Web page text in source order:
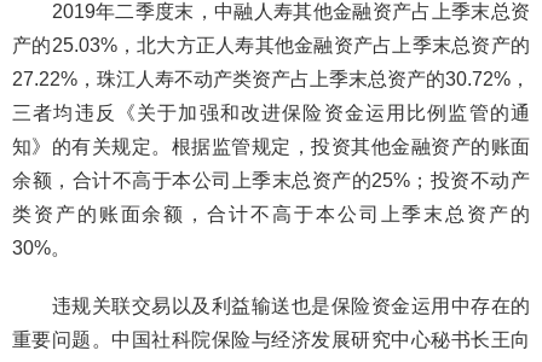
2019年二季度末，中融人寿其他金融资产占上季末总资
产的25.03%，北大方正人寿其他金融资产占上季末总资产的
27.22%，珠江人寿不动产类资产占上季末总资产的30.72%，
三者均违反《关于加强和改进保险资金运用比例监管的通
知》的有关规定。根据监管规定，投资其他金融资产的账面
余额，合计不高于本公司上季末总资产的25%；投资不动产
类资产的账面余额，合计不高于本公司上季末总资产的
30%。
违规关联交易以及利益输送也是保险资金运用中存在的
重要问题。中国社科院保险与经济发展研究中心秘书长王向